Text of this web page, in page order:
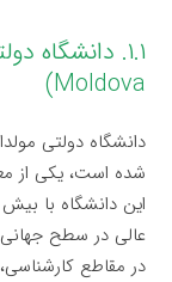
Moldova)
دانشگاه دولتی
شده است، یکی از
عالی در سطح
در مقاطع